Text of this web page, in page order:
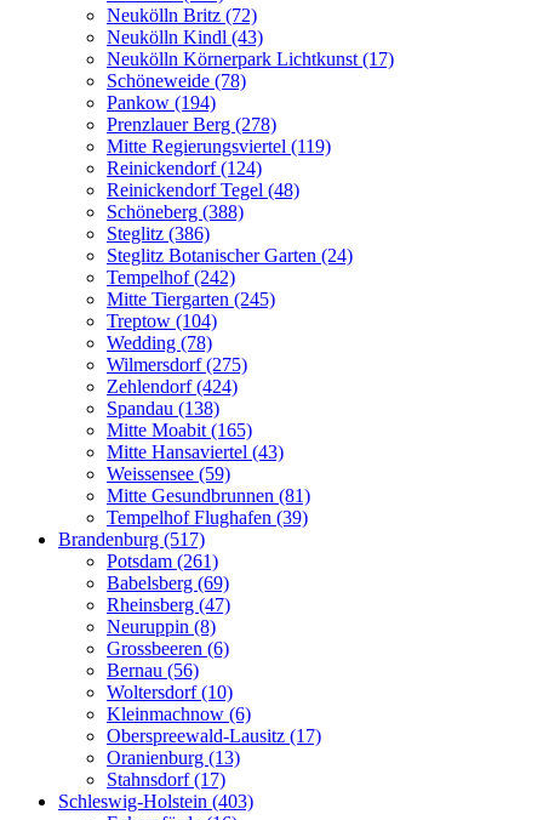
Neukölln Britz (72)
Neukölln Kindl (43)
Neukölln Körnerpark Lichtkunst (17)
Schöneweide (78)
Pankow (194)
Prenzlauer Berg (278)
Mitte Regierungsviertel (119)
Reinickendorf (124)
Reinickendorf Tegel (48)
Schöneberg (388)
Steglitz (386)
Steglitz Botanischer Garten (24)
Tempelhof (242)
Mitte Tiergarten (245)
Treptow (104)
Wedding (78)
Wilmersdorf (275)
Zehlendorf (424)
Spandau (138)
Mitte Moabit (165)
Mitte Hansaviertel (43)
Weissensee (59)
Mitte Gesundbrunnen (81)
Tempelhof Flughafen (39)
Brandenburg (517)
Potsdam (261)
Babelsberg (69)
Rheinsberg (47)
Neuruppin (8)
Grossbeeren (6)
Bernau (56)
Woltersdorf (10)
Kleinmachnow (6)
Oberspreewald-Lausitz (17)
Oranienburg (13)
Stahnsdorf (17)
Schleswig-Holstein (403)